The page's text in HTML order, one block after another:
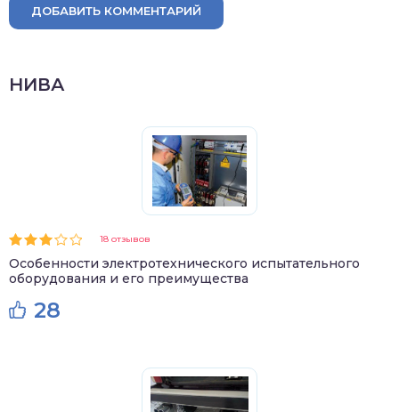
ДОБАВИТЬ КОММЕНТАРИЙ
НИВА
18 отзывов
Особенности электротехнического испытательного
оборудования и его преимущества
28